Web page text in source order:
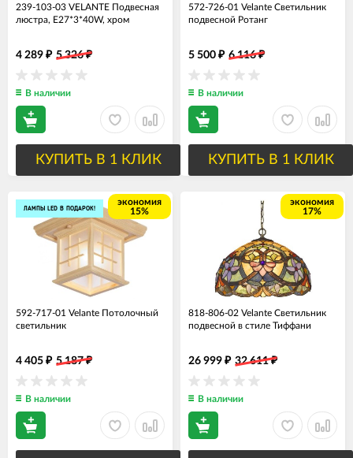
239-103-03 VELANTE Подвесная
люстра, E27*3*40W, хром
4 289 ₽ 5 326₽
В наличии
КУПИТЬ В 1 КЛИК
572-726-01 Velante Светильник
подвесной Ротанг
5 500 ₽ 6 116₽
В наличии
КУПИТЬ В 1 КЛИК
ЛАМПЫ LED В ПОДАРОК!
экономия
15%
592-717-01 Velante Потолочный
светильник
4 405 ₽ 5 187₽
В наличии
экономия
17%
818-806-02 Velante Светильник
подвесной в стиле Тиффани
26 999 ₽ 32 611₽
В наличии